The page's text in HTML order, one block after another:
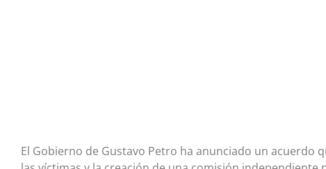
El Gobierno de Gustavo Petro ha anunciado un acuerdo